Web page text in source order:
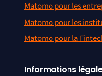
Matomo pour les
Matomo pour les
Matomo pour la
Informations